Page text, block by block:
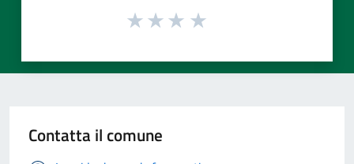
Contatta il comune